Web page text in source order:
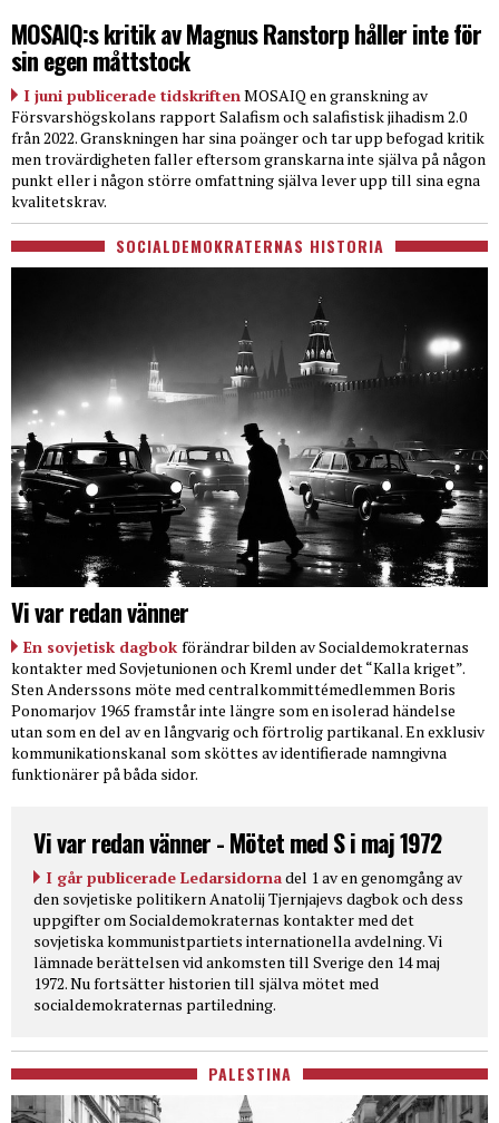
MOSAIQ:s kritik av Magnus Ranstorp håller inte för
sin egen måttstock
I juni publicerade tidskriftenMOSAIQ en granskning av
Försvarshögskolans rapport Salafism och salafistisk jihadism 2.0
från 2022. Granskningen har sina poänger och tar upp befogad kritik
men trovärdigheten faller eftersom granskarna inte själva på någon
punkt eller i någon större omfattning själva lever upp till sina egna
kvalitetskrav.
SOCIALDEMOKRATERNAS HISTORIA
Vi var redan vänner
En sovjetisk dagbok förändrar bilden av Socialdemokraternas
kontakter med Sovjetunionen och Kreml under det “Kalla kriget”.
Sten Anderssons möte med centralkommittémedlemmen Boris
Ponomarjov 1965 framstår inte längre som en isolerad händelse
utan som en del av en långvarig och förtrolig partikanal. En exklusiv
kommunikationskanal som sköttes av identifierade namngivna
funktionärer på båda sidor.
Vi var redan vänner - Mötet med S i maj 1972
I går publicerade Ledarsidornadel 1 av en genomgång av
den sovjetiske politikern Anatolij Tjernjajevs dagbok och dess
uppgifter om Socialdemokraternas kontakter med det
sovjetiska kommunistpartiets internationella avdelning. Vi
lämnade berättelsen vid ankomsten till Sverige den 14 maj
1972. Nu fortsätter historien till själva mötet med
socialdemokraternas partiledning.
PALESTINA